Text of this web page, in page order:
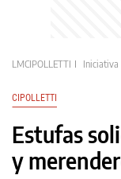
LMCIPOLLETTI Iniciativa
CIPOLLETTI
Estufas
y